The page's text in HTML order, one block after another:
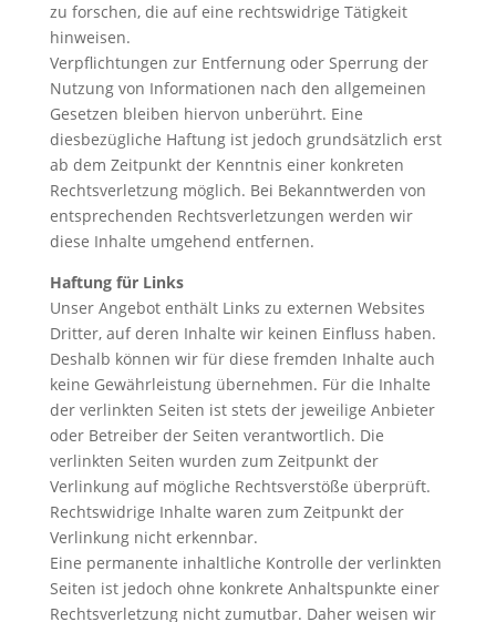
zu forschen, die auf eine rechtswidrige Tätigkeit
hinweisen.
Verpflichtungen zur Entfernung oder Sperrung der
Nutzung von Informationen nach den allgemeinen
Gesetzen bleiben hiervon unberührt. Eine
diesbezügliche Haftung ist jedoch grundsätzlich erst
ab dem Zeitpunkt der Kenntnis einer konkreten
Rechtsverletzung möglich. Bei Bekanntwerden von
entsprechenden Rechtsverletzungen werden wir
diese Inhalte umgehend entfernen.
Haftung für Links
Unser Angebot enthält Links zu externen Websites
Dritter, auf deren Inhalte wir keinen Einfluss haben.
Deshalb können wir für diese fremden Inhalte auch
keine Gewährleistung übernehmen. Für die Inhalte
der verlinkten Seiten ist stets der jeweilige Anbieter
oder Betreiber der Seiten verantwortlich. Die
verlinkten Seiten wurden zum Zeitpunkt der
Verlinkung auf mögliche Rechtsverstöße überprüft.
Rechtswidrige Inhalte waren zum Zeitpunkt der
Verlinkung nicht erkennbar.
Eine permanente inhaltliche Kontrolle der verlinkten
Seiten ist jedoch ohne konkrete Anhaltspunkte einer
Rechtsverletzung nicht zumutbar. Daher weisen wir